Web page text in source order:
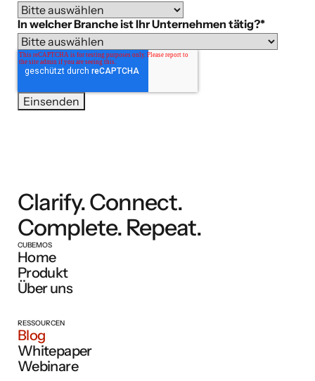
In welcher Branche ist Ihr Unternehmen tätig?*
Clarify. Connect.
Complete. Repeat.
CUBEMOS
Home
Produkt
Über uns
RESSOURCEN
Blog
Whitepaper
Webinare